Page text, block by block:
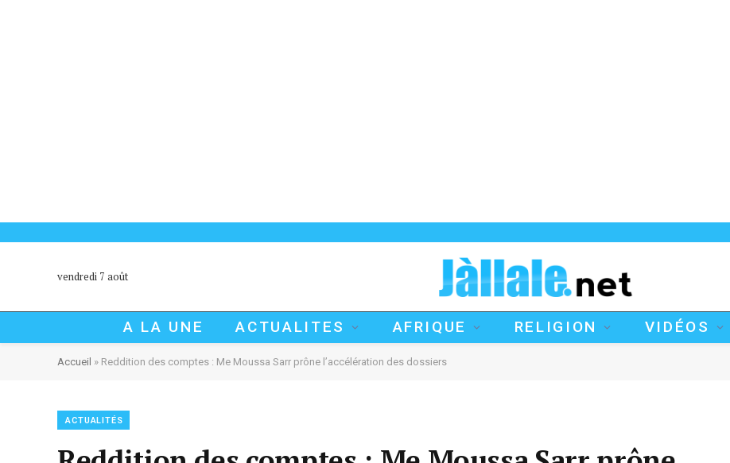
vendredi 7 août
A LA UNE ACTUALITES AFRIQUE RELIGION VIDÉOS
Accueil » Reddition des comptes : Me Moussa Sarr prône l’accélération des dossiers
ACTUALITÉS